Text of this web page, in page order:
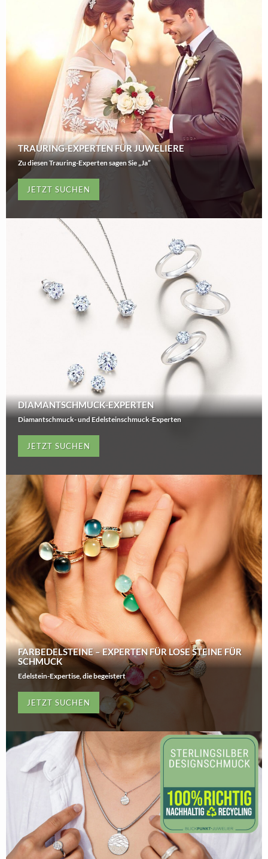
TRAURING-EXPERTEN FÜR JUWELIERE
Zu diesen Trauring-Experten sagen Sie „Ja”
JETZT SUCHEN
DIAMANTSCHMUCK-EXPERTEN
Diamantschmuck- und Edelsteinschmuck-Experten
JETZT SUCHEN
FARBEDELSTEINE – EXPERTEN FÜR LOSE STEINE FÜR
SCHMUCK
Edelstein-Expertise, die begeistert
JETZT SUCHEN